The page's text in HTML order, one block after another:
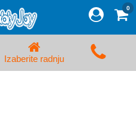
Prijava/Registracija
0
Izaberite radnju